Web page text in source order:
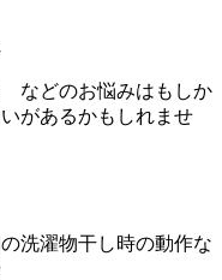
などのお悩みはもしか
があるかもしれませ
洗濯物干し時の動作な